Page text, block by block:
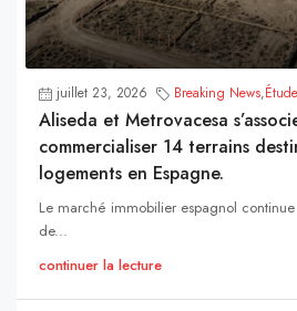
juillet 23, 2026 Breaking News,
Aliseda et Metrovacesa
commercialiser 14 terrains
logements en Espagne.
Le marché immobilier espagnol
de...
continuer la lecture